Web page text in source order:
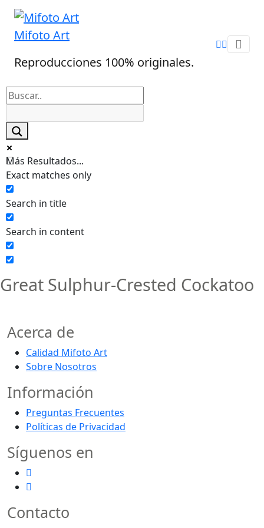
Skip
content
Mifoto Art
Reproducciones 100% originales.
Más Resultados...
Exact matches only
Search in title
Search in content
Great Sulphur-Crested Cockatoo
Acerca de
Calidad Mifoto Art
Sobre Nosotros
Información
Preguntas Frecuentes
Políticas de Privacidad
Síguenos en
Contacto